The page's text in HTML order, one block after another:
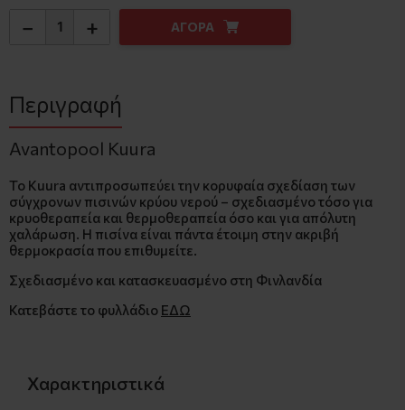
− + ΑΓΟΡΑ
Περιγραφή
Avantopool Kuura
Το Kuura αντιπροσωπεύει την κορυφαία σχεδίαση των
σύγχρονων πισινών κρύου νερού – σχεδιασμένο τόσο για
κρυοθεραπεία και θερμοθεραπεία όσο και για απόλυτη
χαλάρωση. Η πισίνα είναι πάντα έτοιμη στην ακριβή
θερμοκρασία που επιθυμείτε.
Σχεδιασμένο και κατασκευασμένο στη Φινλανδία
Κατεβάστε το φυλλάδιο ΕΔΩ
Χαρακτηριστικά